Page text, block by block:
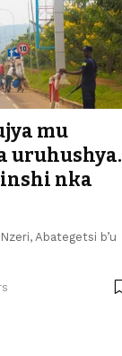
mu
uruhushya.
nka
Abategetsi b’u